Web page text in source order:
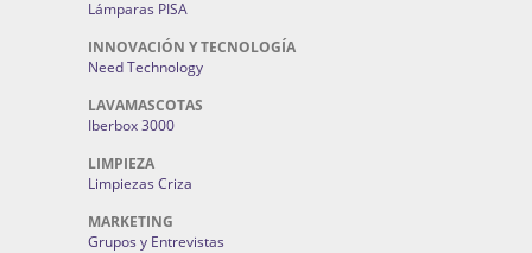
Almacén de Luz
Lámparas PISA
INNOVACIÓN Y TECNOLOGÍA
Need Technology
LAVAMASCOTAS
Iberbox 3000
LIMPIEZA
Limpiezas Criza